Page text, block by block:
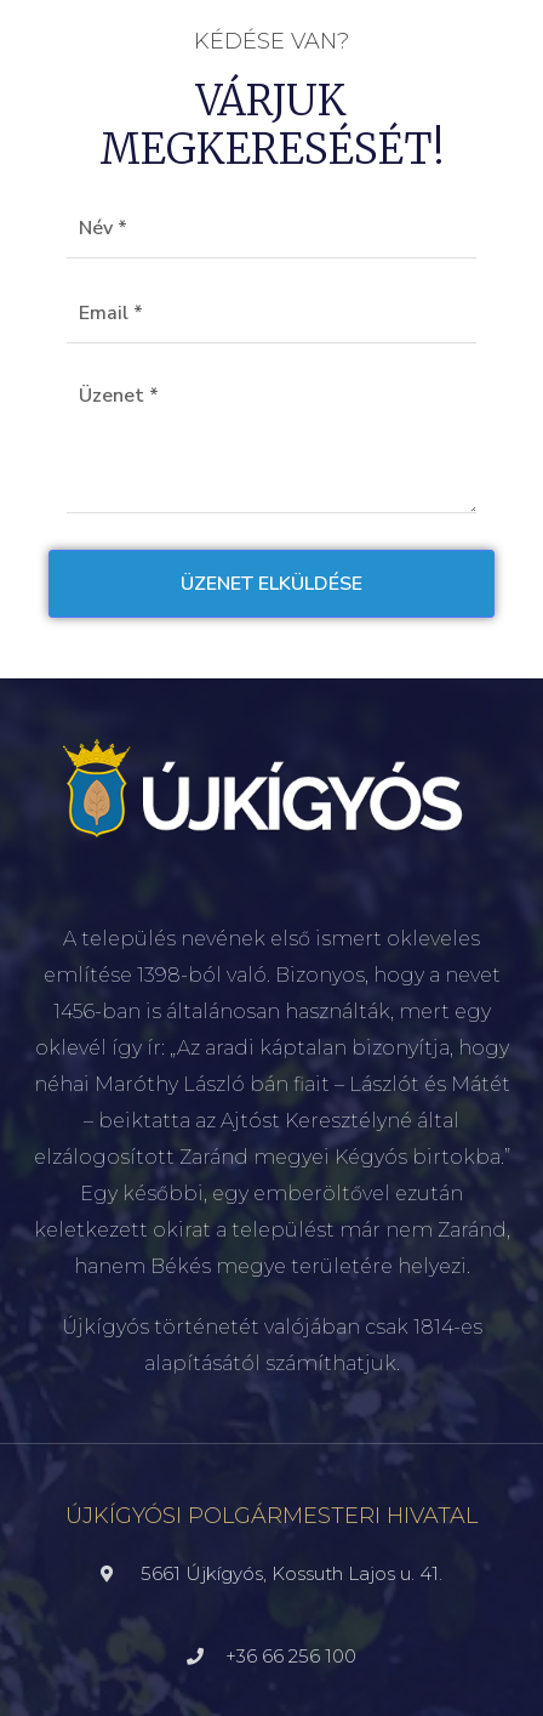
KÉDÉSE VAN?
VÁRJUK
MEGKERESÉSÉT!
A település nevének első ismert okleveles
említése 1398-ból való. Bizonyos, hogy a nevet
1456-ban is általánosan használták, mert egy
oklevél így ír: „Az aradi káptalan bizonyítja, hogy
néhai Maróthy László bán fiait – Lászlót és Mátét
– beiktatta az Ajtóst Keresztélyné által
elzálogosított Zaránd megyei Kégyós birtokba.”
Egy későbbi, egy emberöltővel ezután
keletkezett okirat a települést már nem Zaránd,
hanem Békés megye területére helyezi.
Újkígyós történetét valójában csak 1814-es
alapításától számíthatjuk.
ÚJKÍGYÓSI POLGÁRMESTERI HIVATAL
5661 Újkígyós, Kossuth Lajos u. 41.
+36 66 256 100